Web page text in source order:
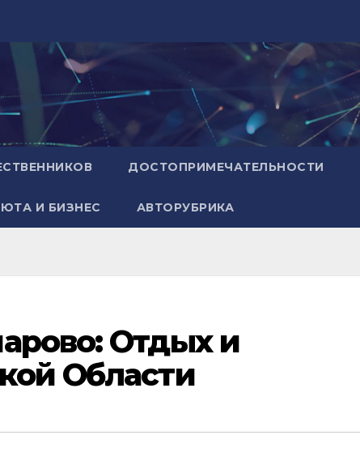
ДОСТОПРИМЕЧАТЕЛЬНОСТИ
И БИЗНЕС АВТОРУБРИКА
Отдых и
Области